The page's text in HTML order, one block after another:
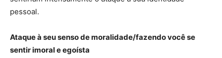
pessoal.
Ataque à seu senso de moralidade/fazendo você se
sentir imoral e egoísta